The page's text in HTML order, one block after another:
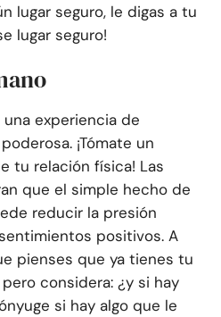
lugar seguro, le digas a tu
lugar seguro!
experiencia de
¡Tómate un
tu relación física! Las
que el simple hecho de
reducir la presión
positivos. A
pienses que ya tienes tu
considera: ¿y si hay
si hay algo que le